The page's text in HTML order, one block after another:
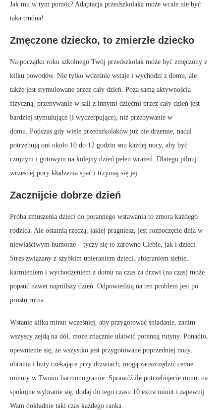
Jak mu w tym pomóc? Adaptacja przedszkolaka może wcale nie być
taka trudna!
Zmęczone dziecko, to zmierzłe dziecko
Na początku roku szkolnego Twój przedszkolak może być zmęczony z
kilku powodów. Nie tylko wcześnie wstaje i wychodzi z domu, ale
także jest stymulowane przez cały dzień. Poza samą aktywnością
fizyczną, przebywanie w sali z innymi dziećmi przez cały dzień jest
bardziej stymulujące (i wyczerpujące), niż przebywanie w
domu. Podczas gdy wiele przedszkolaków już nie drzemie, nadal
potrzebują oni około 10 do 12 godzin snu każdej nocy, aby być
czujnym i gotowym na kolejny dzień pełen wrażeń. Dlatego pilnuj
wczesnej pory kładzenia spać i trzymaj się jej.
Zacznijcie dobrze dzień
Próba zmuszenia dzieci do porannego wstawania to zmora każdego
rodzica. Ale ostatnią rzeczą, jakiej pragniesz, jest rozpoczęcie dnia w
niewłaściwym humorze – tyczy się to zarówno Ciebie, jak i dzieci.
Stres związany z szybkim ubieraniem dzieci, ubieraniem siebie,
karmieniem i wychodzeniem z domu na czas za drzwi (na czas) może
popsuć nawet najmilszy dzień. Odpowiedzią na ten problem jest po
prostu rutna.
Wstanie kilka minut wcześniej, aby przygotować śniadanie, zanim
wszyscy zejdą na dół, może znacznie ułatwić poranną rutyny. Ponadto,
upewnienie się, że wszystko jest przygotowane poprzedniej nocy,
ubrania i buty czekające przy drzwiach, mogą zaoszczędzić cenne
minuty w Twoim harmonogramie. Sprawdź ile potrzebujecie minut na
spokojne wybranie się, dodaj do tego czasu 10 extra minut i zapewnij
Wam dokładnie taki czas każdego ranka.